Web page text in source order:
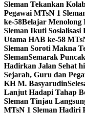
Sleman Tekankan
Pegawai MTsN 1
ke-58Belajar Menolong
Sleman Ikuti Sosialisasi
Utama HAB ke-58
Sleman Soroti Makna
SlemanSemarak
Hadirkan Jalan Sehat
Sejarah, Guru dan
KH M. Basyarudin
Lanjut Hadapi Tahap
Sleman Tinjau
MTsN 1 Sleman Hadiri